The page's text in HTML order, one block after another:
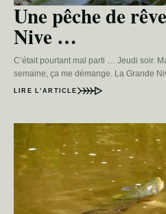
Une pêche de
Nive …
C’était pourtant mal parti … Jeudi soir.
semaine, ça me démange. La Grande
LIRE L’ARTICLE